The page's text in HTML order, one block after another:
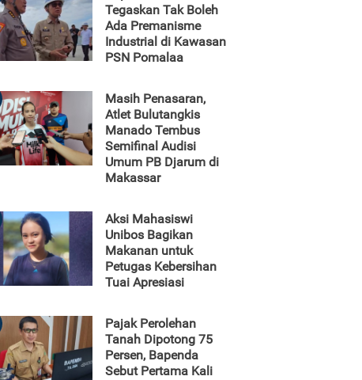
Tegaskan Tak Boleh
Ada Premanisme
Industrial di Kawasan
PSN Pomalaa
Masih Penasaran,
Atlet Bulutangkis
Manado Tembus
Semifinal Audisi
Umum PB Djarum di
Makassar
Aksi Mahasiswi
Unibos Bagikan
Makanan untuk
Petugas Kebersihan
Tuai Apresiasi
Pajak Perolehan
Tanah Dipotong 75
Persen, Bapenda
Sebut Pertama Kali